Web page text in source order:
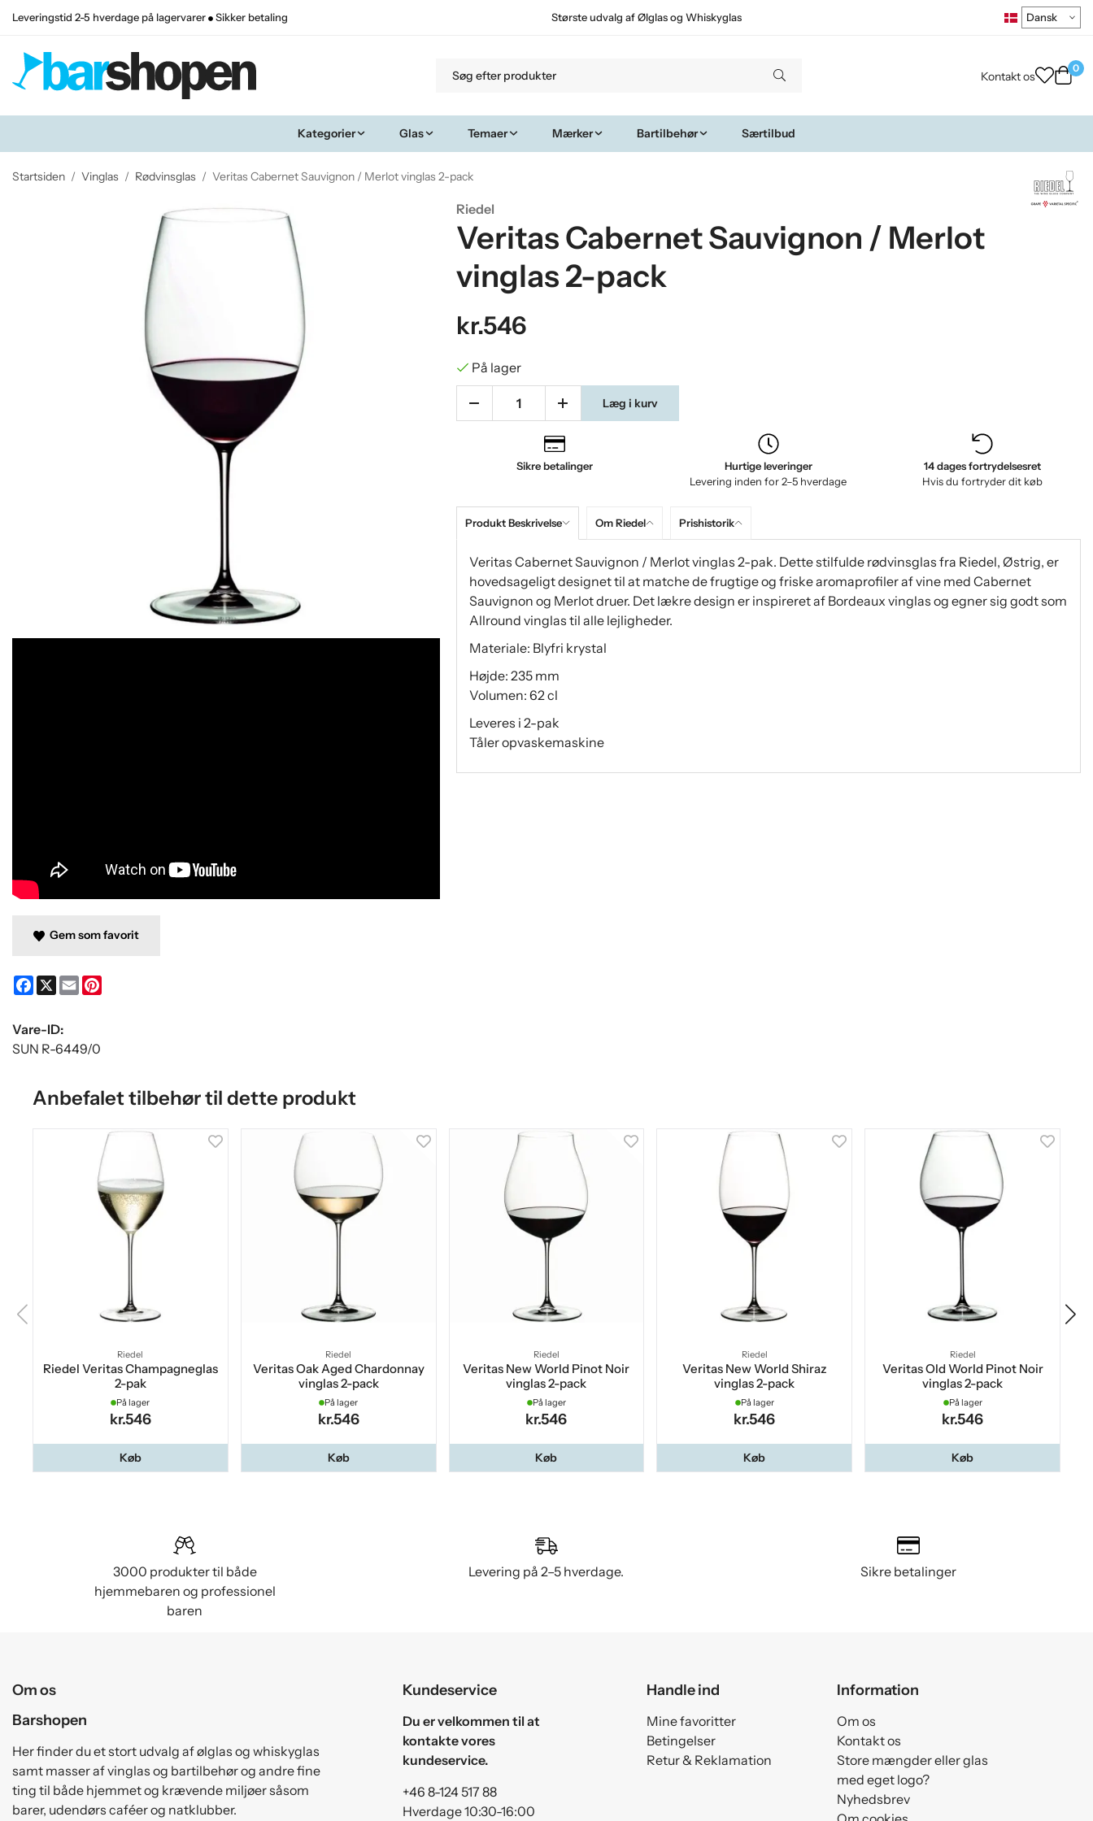
Leveringstid 2-5 hverdage på lagervarer Sikker betaling Største udvalg af Ølglas og Whiskyglas
Kontakt os
0
Kategorier Glas Temaer Mærker Bartilbehør Særtilbud
Startsiden / Vinglas / Rødvinsglas / Veritas Cabernet Sauvignon / Merlot vinglas 2-pack
Riedel
Veritas Cabernet Sauvignon / Merlot
vinglas 2-pack
kr.546
På lager
Læg i kurv
Sikre betalinger
Hurtige leveringer
Levering inden for 2–5 hverdage
14 dages fortrydelsesret
Hvis du fortryder dit køb
Produkt Beskrivelse Om Riedel Prishistorik
Veritas Cabernet Sauvignon / Merlot vinglas 2-pak. Dette stilfulde rødvinsglas fra Riedel, Østrig, er
hovedsageligt designet til at matche de frugtige og friske aromaprofiler af vine med Cabernet
Sauvignon og Merlot druer. Det lækre design er inspireret af Bordeaux vinglas og egner sig godt som
Allround vinglas til alle lejligheder.
Materiale: Blyfri krystal
Højde: 235 mm
Volumen: 62 cl
Leveres i 2-pak
Tåler opvaskemaskine
Gem som favorit
Facebook
X Email
Vare-ID:
SUN R-6449/0
Anbefalet tilbehør til dette produkt
Riedel
Riedel Veritas Champagneglas
2-pak
På lager
kr.546
Køb
Riedel
Veritas Oak Aged Chardonnay
vinglas 2-pack
På lager
kr.546
Køb
Riedel
Veritas New World Pinot Noir
vinglas 2-pack
På lager
kr.546
Køb
Riedel
Veritas New World Shiraz
vinglas 2-pack
På lager
kr.546
Køb
Riedel
Veritas Old World Pinot Noir
vinglas 2-pack
På lager
kr.546
Køb
3000 produkter til både
hjemmebaren og professionel
baren
Levering på 2–5 hverdage. Sikre betalinger
Om os
Barshopen
Her finder du et stort udvalg af ølglas og whiskyglas
samt masser af vinglas og bartilbehør og andre fine
ting til både hjemmet og krævende miljøer såsom
barer, udendørs caféer og natklubber.
Kundeservice
Du er velkommen til at
kontakte vores
kundeservice.
+46 8-124 517 88
Hverdage 10:30-16:00
Handle ind
Mine favoritter
Betingelser
Retur & Reklamation
Information
Om os
Kontakt os
Store mængder eller glas
med eget logo?
Nyhedsbrev